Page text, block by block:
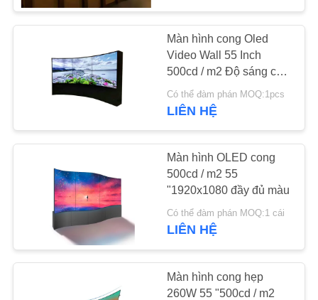
Màn hình LCD kéo
dài
15
Màn hình ba chiều
Màn hình cong Oled
Video Wall 55 Inch
500cd / m2 Độ sáng cho
quảng cáo
Có thể đàm phán MOQ:1pcs
LIÊN HỆ
Màn hình OLED cong
500cd / m2 55
"1920x1080 đầy đủ màu
Có thể đàm phán MOQ:1 cái
LIÊN HỆ
Màn hình cong hẹp
260W 55 "500cd / m2